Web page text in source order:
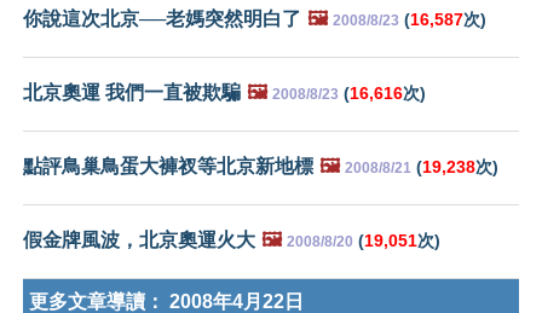
你說這次北京──老媽突然明白了 🖼️ 2008/8/23 (16,587次)
北京奧運 我們一直被欺騙 🖼️ 2008/8/23 (16,616次)
點評鳥巢鳥蛋大褲衩等北京新地標 🖼️ 2008/8/21 (19,238次)
假金牌風波，北京奧運火大 🖼️ 2008/8/20 (19,051次)
更多文章導讀： 2008年4月22日